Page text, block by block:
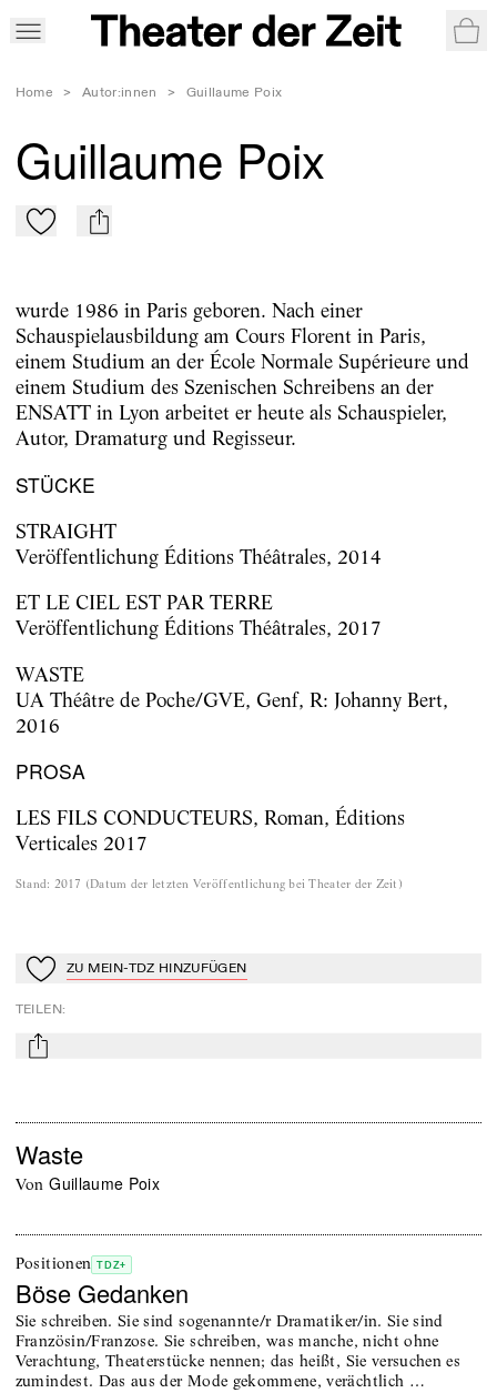
Home > Autor:innen > Guillaume Poix
Guillaume Poix
Zu Mein-TdZ hinzufügen
mail
wurde 1986 in Paris geboren. Nach einer
Schauspielausbildung am Cours Florent in Paris,
einem Studium an der École Normale Supérieure und
einem Studium des Szenischen Schreibens an der
ENSATT in Lyon arbeitet er heute als Schauspieler,
Autor, Dramaturg und Regisseur.
STÜCKE
STRAIGHT
Veröffentlichung Éditions Théâtrales, 2014
ET LE CIEL EST PAR TERRE
Veröffentlichung Éditions Théâtrales, 2017
WASTE
UA Théâtre de Poche/GVE, Genf, R: Johanny Bert,
2016
PROSA
LES FILS CONDUCTEURS, Roman, Éditions
Verticales 2017
Stand: 2017 (Datum der letzten Veröffentlichung bei Theater der Zeit )
Zu Mein-TdZ hinzufügen
ZU MEIN-TDZ HINZUFÜGEN
TEILEN:
mail
Waste
von Guillaume Poix
Positionen TDZ+
Böse Gedanken
Sie schreiben. Sie sind sogenannte/r Dramatiker/in. Sie sind
Französin/Franzose. Sie schreiben, was manche, nicht ohne
Verachtung, Theaterstücke nennen; das heißt, Sie versuchen es
zumindest. Das aus der Mode gekommene, verächtlich …